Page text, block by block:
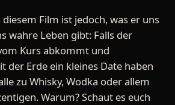
Film ist jedoch, was er uns
wahre Leben gibt: Falls der
Kurs abkommt und
der Erde ein kleines Date haben
zu Whisky, Wodka oder allem
Warum? Schaut es euch